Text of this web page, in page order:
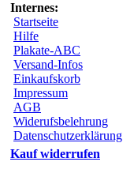
Internes:
Startseite
Hilfe
Plakate-ABC
Versand-Infos
Einkaufskorb
Impressum
AGB
Widerufsbelehrung
Datenschutzerklärung
Kauf widerrufen